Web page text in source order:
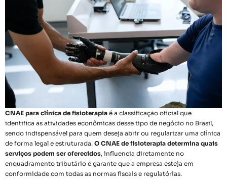
CNAE para clínica de fisioterapia é a classificação oficial que
identifica as atividades econômicas desse tipo de negócio no Brasil,
sendo indispensável para quem deseja abrir ou regularizar uma clínica
de forma legal e estruturada. O CNAE de fisioterapia determina quais
serviços podem ser oferecidos, influencia diretamente no
enquadramento tributário e garante que a empresa esteja em
conformidade com todas as normas fiscais e regulatórias.